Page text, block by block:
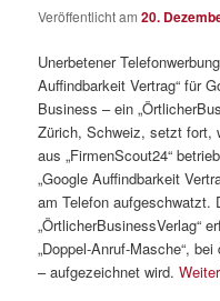
Veröffentlicht am20.
Unerbetener
Auffindbarkeit Vertrag“ für
Business – ein
Zürich, Schweiz, setzt fort,
aus „FirmenScout24“
„Google Auffindbarkeit
am Telefon aufgeschwatzt.
„ÖrtlicherBusinessVerlag“
„Doppel-Anruf-Masche“,
– aufgezeichnet wird.